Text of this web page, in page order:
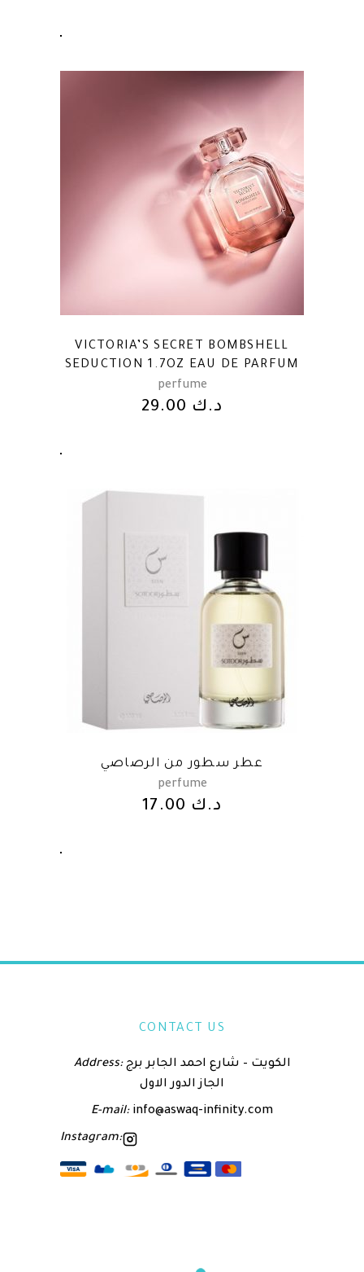
VICTORIA’S SECRET BOMBSHELL
SEDUCTION 1.7OZ EAU DE PARFUM
perfume
د.ك
عطر سطور من الرصاصي
perfume
د.ك
CONTACT US
Address:الكويت – شارع احمد الجابر برج
الجاز الدور الاول
E-mail:info@aswaq-infinity.com
Instagram: